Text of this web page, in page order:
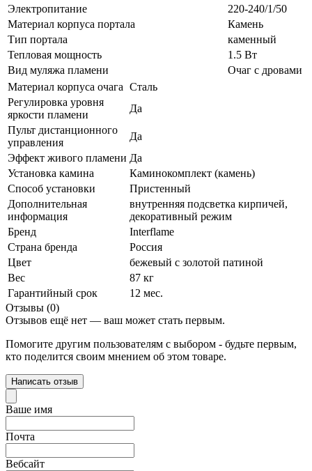
Электропитание
220-240/1/50
Материал корпуса портала
Камень
Тип портала
каменный
Тепловая мощность
1.5 Вт
Вид муляжа пламени
Очаг с дровами
Материал корпуса очага Сталь
Регулировка уровня
яркости пламени
Да
Пульт дистанционного
управления
Да
Эффект живого пламени Да
Установка камина
Каминокомплект (камень)
Способ установки
Пристенный
Дополнительная
информация
внутренняя подсветка кирпичей,
декоративный режим
Бренд
Interflame
Страна бренда
Россия
Цвет
бежевый с золотой патиной
Вес
87 кг
Гарантийный срок
12 мес.
Отзывы (0)
Отзывов ещё нет — ваш может стать первым.
Помогите другим пользователям с выбором - будьте первым,
кто поделится своим мнением об этом товаре.
Написать отзыв
Ваше имя
Почта
Вебсайт